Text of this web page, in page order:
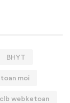
BHYT
moi
clb webketoan